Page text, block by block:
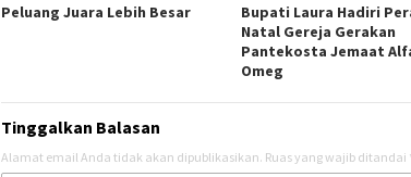
Peluang Juara Lebih Besar
Bupati Laura Hadiri
Natal Gereja Gerakan
Pantekosta Jemaat
Omeg
Tinggalkan Balasan
Alamat email Anda tidak akan dipublikasikan. Ruas yang wajib ditandai